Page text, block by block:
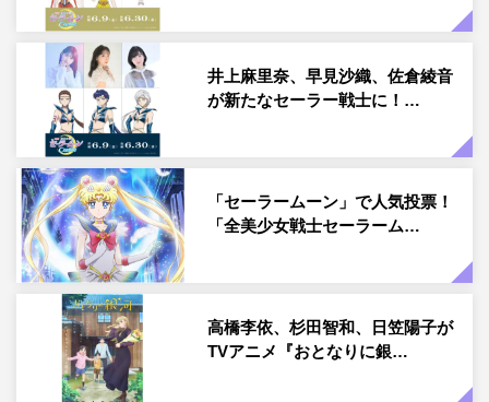
井上麻里奈、早見沙織、佐倉綾音
が新たなセーラー戦士に！…
「セーラームーン」で人気投票！
「全美少女戦士セーラーム…
高橋李依、杉田智和、日笠陽子が
TVアニメ『おとなりに銀…